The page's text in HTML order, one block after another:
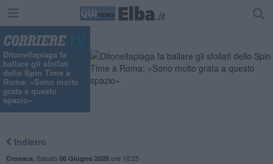
Ditonellapiaga fa
ballare gli sfollati
dello Spin Time a
Roma: «Sono molto
grata a questo
spazio»
Indietro
Cronaca Sabato 06 Giugno 2020ore 10:25